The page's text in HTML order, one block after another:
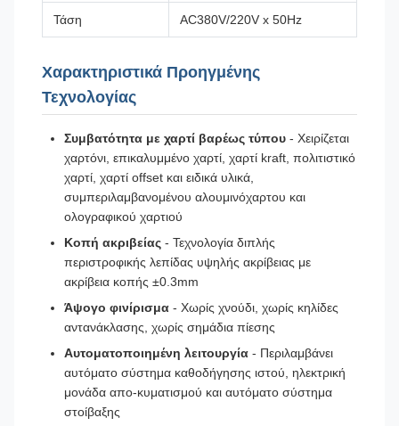
Τάση AC380V/220V x 50Hz
Χαρακτηριστικά Προηγμένης
Τεχνολογίας
Συμβατότητα με χαρτί βαρέως τύπου - Χειρίζεται
χαρτόνι, επικαλυμμένο χαρτί, χαρτί kraft, πολιτιστικό
χαρτί, χαρτί offset και ειδικά υλικά,
συμπεριλαμβανομένου αλουμινόχαρτου και
ολογραφικού χαρτιού
Κοπή ακριβείας - Τεχνολογία διπλής
περιστροφικής λεπίδας υψηλής ακρίβειας με
ακρίβεια κοπής ±0.3mm
Άψογο φινίρισμα - Χωρίς χνούδι, χωρίς κηλίδες
αντανάκλασης, χωρίς σημάδια πίεσης
Αυτοματοποιημένη λειτουργία - Περιλαμβάνει
αυτόματο σύστημα καθοδήγησης ιστού, ηλεκτρική
μονάδα απο-κυματισμού και αυτόματο σύστημα
στοίβαξης